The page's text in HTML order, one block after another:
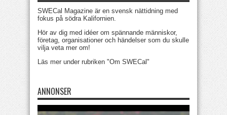
SWECal Magazine är en svensk nättidning med
fokus på södra Kalifornien.
Hör av dig med idéer om spännande människor,
företag, organisationer och händelser som du skulle
vilja veta mer om!
Läs mer under rubriken "Om SWECal"
ANNONSER